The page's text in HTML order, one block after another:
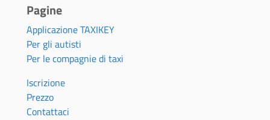
Pagine
Applicazione TAXIKEY
Per gli autisti
Per le compagnie di taxi
Iscrizione
Prezzo
Contattaci